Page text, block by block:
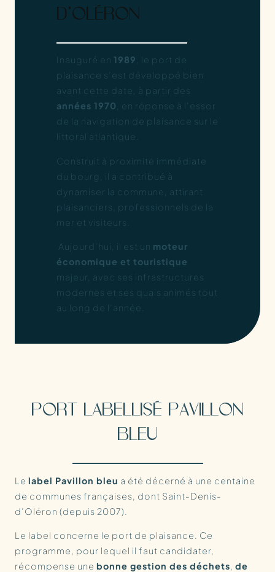
D’OLÉRON
Inauguré en 1989
, le port de
plaisance s’est développé bien
avant cette date, à partir des
années 1970
, en réponse à l’essor
de la navigation de plaisance sur le
littoral atlantique.
Construit à proximité immédiate
du bourg, il a contribué à
dynamiser la commune, attirant
plaisanciers, professionnels de la
mer et visiteurs.
Aujourd’hui, il est un moteur
économique et touristique
majeur, avec ses infrastructures
modernes et ses quais animés tout
au long de l’année.
PORT LABELLISÉ PAVILLON
BLEU
Le label Pavillon bleu a été décerné à une centaine
de communes françaises, dont Saint-Denis-
d’Oléron (depuis 2007).
Le label concerne le port de plaisance. Ce
programme, pour lequel il faut candidater,
récompense une bonne gestion des déchets, de